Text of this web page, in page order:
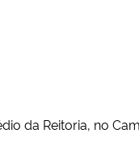
da Reitoria, no